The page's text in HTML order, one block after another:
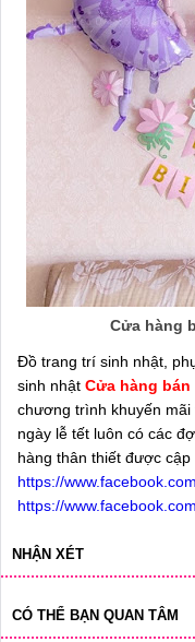
Cửa hàng
Đồ trang trí sinh nhật,
sinh nhật Cửa hàng
chương trình khuyến
ngày lễ tết luôn có các
hàng thân thiết được
https://
https://
NHẬN XÉT
CÓ THỂ BẠN QUAN TÂM